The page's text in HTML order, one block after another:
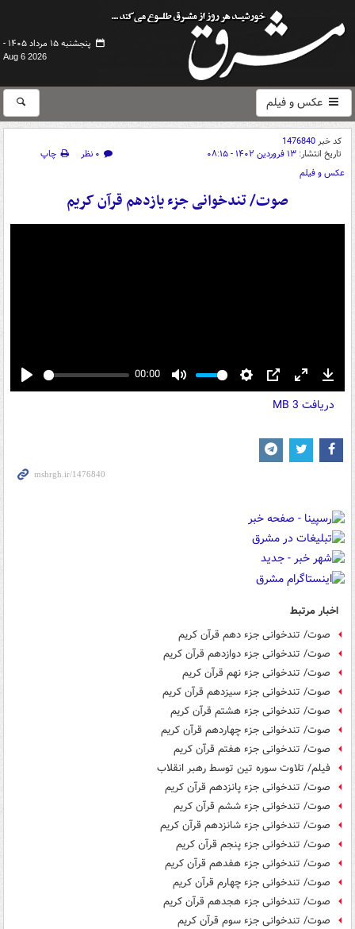
پنجشنبه ۱۵ مرداد ۱۴۰۵ -
Aug 6 2026
عکس و فیلم
کد خبر1476840
تاریخ انتشار: ۱۳ فروردین ۱۴۰۲ - ۰۸:۱۵ ۰ نظر
چاپ
عکس و فیلم
صوت/ تندخوانی جزء یازدهم قرآن کریم
Play
00:00
Mute Settings
PIP Enter
fullscreen
دریافت 3 MB
اخبار مرتبط
صوت/ تندخوانی جزء دهم قرآن کریم
صوت/ تندخوانی جزء دوازدهم قرآن کریم
صوت/ تندخوانی جزء نهم قرآن کریم
صوت/ تندخوانی جزء سیزدهم قرآن کریم
صوت/ تندخوانی جزء هشتم قرآن کریم
صوت/ تندخوانی جزء چهاردهم قرآن کریم
صوت/ تندخوانی جزء هفتم قرآن کریم
فیلم/ تلاوت سوره تین توسط رهبر انقلاب
صوت/ تندخوانی جزء پانزدهم قرآن کریم
صوت/ تندخوانی جزء ششم قرآن کریم
صوت/ تندخوانی جزء شانزدهم قرآن کریم
صوت/ تندخوانی جزء پنجم قرآن کریم
صوت/ تندخوانی جزء هفدهم قرآن کریم
صوت/ تندخوانی جزء چهارم قرآن کریم
صوت/ تندخوانی جزء هجدهم قرآن کریم
صوت/ تندخوانی جزء سوم قرآن کریم